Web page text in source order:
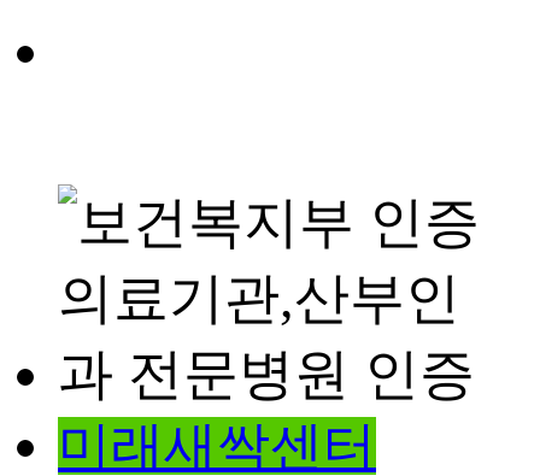
미래새싹센터